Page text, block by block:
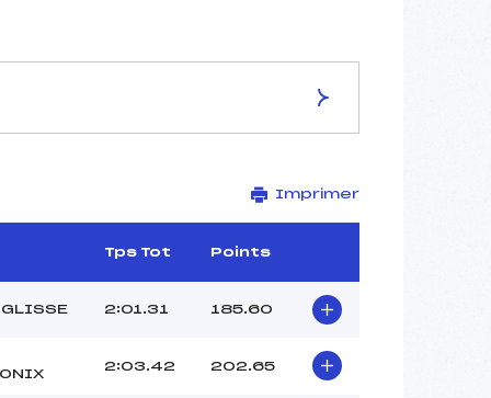
EPAULE DU MT JOLY
1780
2782/12/11
Imprimer
Tps Tot Points
2:01.31 185.60
2:03.42 202.65